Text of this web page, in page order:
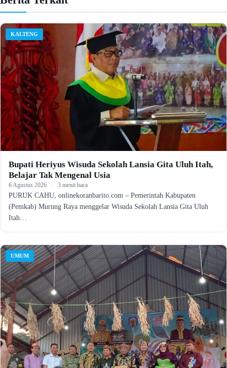
KALTENG
Bupati Heriyus Wisuda Sekolah Lansia Gita Uluh Itah,
Belajar Tak Mengenal Usia
6 Agustus 2026 · 3 menit baca
PURUK CAHU, onlinekoranbarito.com – Pemerintah Kabupaten
(Pemkab) Murung Raya menggelar Wisuda Sekolah Lansia Gita Uluh
Itah…
UMUM